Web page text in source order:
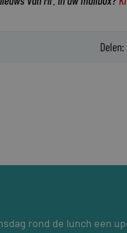
Delen:
rond de lunch een